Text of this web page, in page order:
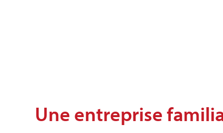
Une entreprise